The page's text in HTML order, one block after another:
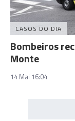
CASOS DO DIA
Bombeiros
Monte
14 Mai 16:04